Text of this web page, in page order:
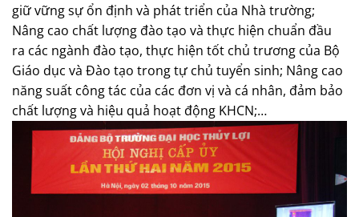
giữ vững sự ổn định và phát triển của Nhà trường;
Nâng cao chất lượng đào tạo và thực hiện chuẩn đầu
ra các ngành đào tạo, thực hiện tốt chủ trương của Bộ
Giáo dục và Đào tạo trong tự chủ tuyển sinh; Nâng cao
năng suất công tác của các đơn vị và cá nhân, đảm bảo
chất lượng và hiệu quả hoạt động KHCN;…